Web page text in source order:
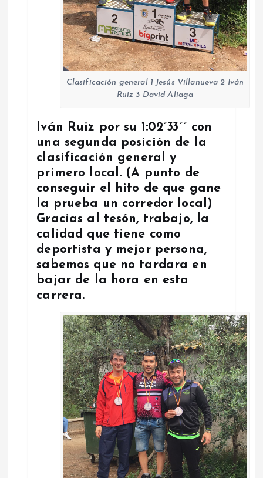
Clasificación general 1 Jesús Villanueva 2 Iván
Ruiz 3 David Aliaga
Iván Ruiz por su 1:02´33´´ con
una segunda posición de la
clasificación general y
primero local. (A punto de
conseguir el hito de que gane
la prueba un corredor local)
Gracias al tesón, trabajo, la
calidad que tiene como
deportista y mejor persona,
sabemos que no tardara en
bajar de la hora en esta
carrera.